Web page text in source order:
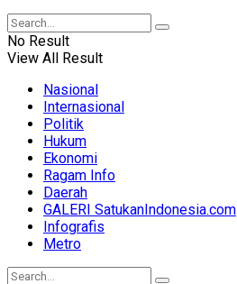
No Result
View All Result
Nasional
Internasional
Politik
Hukum
Ekonomi
Ragam Info
Daerah
GALERI SatukanIndonesia.com
Infografis
Metro